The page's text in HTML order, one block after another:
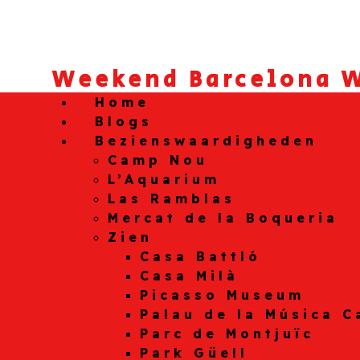
Weekend Barcelona
Home
Blogs
Bezienswaardigheden
Camp Nou
L’Aquarium
Las Ramblas
Mercat de la Boqueria
Zien
Casa Battló
Casa Milà
Picasso Museum
Palau de la Música
Parc de Montjuïc
Park Güell